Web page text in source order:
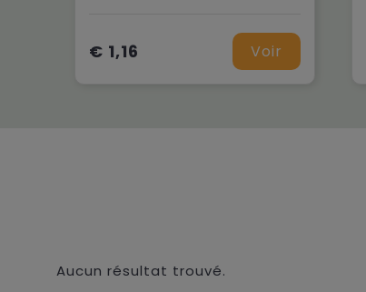
€ 1,16 Voir
Aucun résultat trouvé.